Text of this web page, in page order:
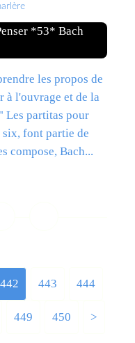
les propos de
à l'ouvrage et de la
Les partitas pour
six, font partie de
compose, Bach...
442 443 444
449 450 460
470
480
490
500
600
700
800
900
1000
1100
1200
>